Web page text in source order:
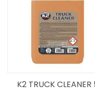
5 K2 TRUCK